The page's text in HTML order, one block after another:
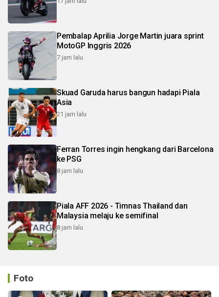
Pembalap Aprilia Jorge Martin juara sprint
MotoGP Inggris 2026
7 jam lalu
Skuad Garuda harus bangun hadapi Piala
Asia
21 jam lalu
Ferran Torres ingin hengkang dari Barcelona
ke PSG
8 jam lalu
Piala AFF 2026 - Timnas Thailand dan
Malaysia melaju ke semifinal
8 jam lalu
Foto